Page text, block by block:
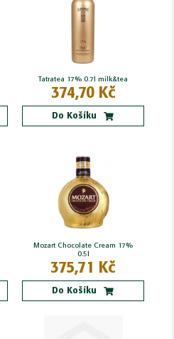
Tatratea 17% 0.7l milk&tea
374,70 Kč
Do Košíku
Mozart Chocolate Cream 17%
0.5l
375,71 Kč
Do Košíku